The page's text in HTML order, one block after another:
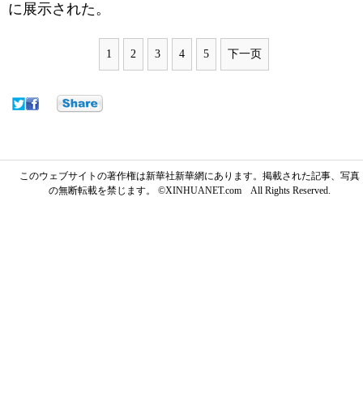
に展示された。
1 2 3 4 5 下一页
このウェブサイトの著作権は新華社新華網にあります。掲載された記事、写真
の無断転載を禁じます。 ©XINHUANET.com All Rights Reserved.